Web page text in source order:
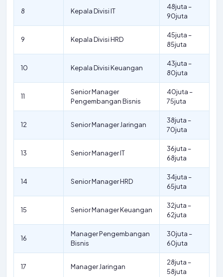
8 Kepala Divisi IT
48juta –
90juta
9 Kepala Divisi HRD
45juta –
85juta
10 Kepala Divisi Keuangan
43juta –
80juta
11
Senior Manager
Pengembangan Bisnis
40juta –
75juta
12 Senior Manager Jaringan
38juta –
70juta
13 Senior Manager IT
36juta –
68juta
14 Senior Manager HRD
34juta –
65juta
15 Senior Manager Keuangan
32juta –
62juta
16
Manager Pengembangan
Bisnis
30juta –
60juta
17 Manager Jaringan
28juta –
58juta